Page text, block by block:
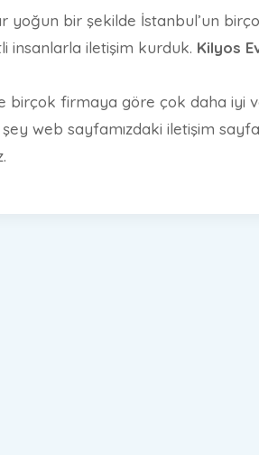
yoğun bir şekilde İstanbul’un
insanlarla iletişim kurduk. Kilyos
birçok firmaya göre çok daha
web sayfamızdaki iletişim